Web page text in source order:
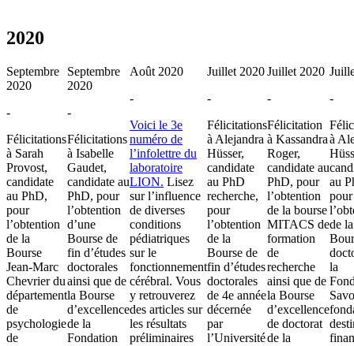
2020
Septembre
2020
-
Félicitations
à Sarah
Provost,
candidate
au PhD,
pour
l’obtention
de la
Bourse
Jean-Marc
Chevrier du
département
de
psychologie
de
Septembre
2020
-
Félicitations
à Isabelle
Gaudet,
candidate au
PhD, pour
l’obtention
d’une
Bourse de
fin d’études
doctorales
ainsi que de
la Bourse
d’excellence
de la
Fondation
Août 2020
-
Voici le 3e
numéro de
l’infolettre du
laboratoire
LION. Lisez
sur l’influence
de diverses
conditions
pédiatriques
sur le
fonctionnement
cérébral. Vous
y retrouverez
des articles sur
les résultats
préliminaires
Juillet 2020
-
Félicitations
à Alejandra
Hüsser,
candidate
au PhD
recherche,
pour
l’obtention
de la
Bourse de
fin d’études
doctorales
de 4e année
décernée
par
l’Université
Juillet 2020
-
Félicitation
à Kassandra
Roger,
candidate au
PhD, pour
l’obtention
de la bourse
MITACS de
formation
de
recherche
ainsi que de
la Bourse
d’excellence
de doctorat
de la
-
à
au
pour
de la
la